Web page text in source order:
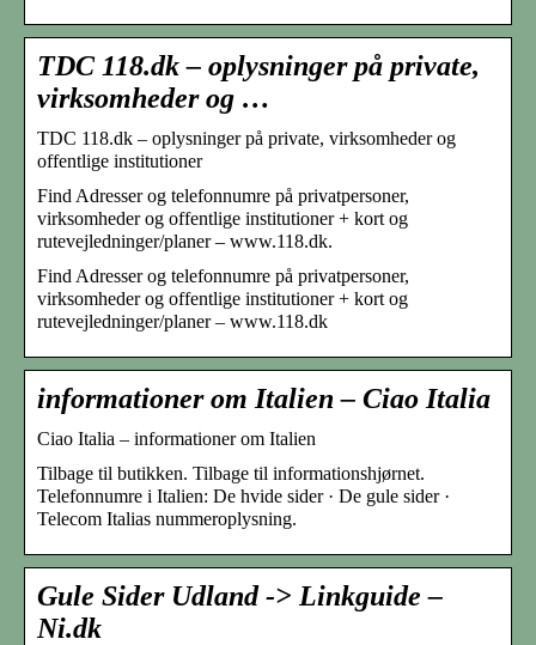
TDC 118.dk – oplysninger på private,
virksomheder og …
TDC 118.dk – oplysninger på private, virksomheder og
offentlige institutioner
Find Adresser og telefonnumre på privatpersoner,
virksomheder og offentlige institutioner + kort og
rutevejledninger/planer – www.118.dk.
Find Adresser og telefonnumre på privatpersoner,
virksomheder og offentlige institutioner + kort og
rutevejledninger/planer – www.118.dk
informationer om Italien – Ciao Italia
Ciao Italia – informationer om Italien
Tilbage til butikken. Tilbage til informationshjørnet.
Telefonnumre i Italien: De hvide sider · De gule sider ·
Telecom Italias nummeroplysning.
Gule Sider Udland -> Linkguide –
Ni.dk